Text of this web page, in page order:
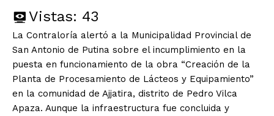
Vistas: 43
La Contraloría alertó a la Municipalidad Provincial de
San Antonio de Putina sobre el incumplimiento en la
puesta en funcionamiento de la obra “Creación de la
Planta de Procesamiento de Lácteos y Equipamiento”
en la comunidad de Ajjatira, distrito de Pedro Vilca
Apaza. Aunque la infraestructura fue concluida y